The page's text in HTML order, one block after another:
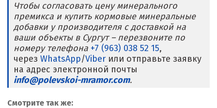
С
Салехард
Самара
Санкт-Петербург
Саратов
Чтобы согласовать цену минерального
премикса и купить кормовые минеральные
добавки у производителя с доставкой на
ваши объекты в Сургут – перезвоните по
номеру телефона +7 (963) 038 52 15,
через WhatsApp/Viber или отправьте заявку
на адрес электронной почты
info@polevskoi-mramor.com.
Смотрите так же: